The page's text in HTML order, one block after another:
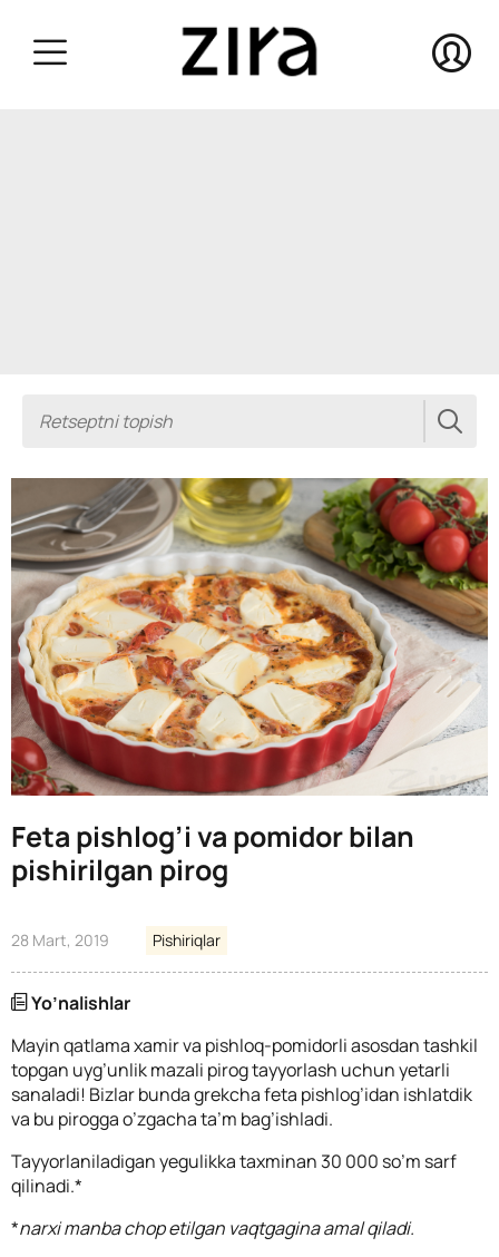
Feta pishlog’i va pomidor bilan
pishirilgan pirog
28 Mart, 2019 Pishiriqlar
Yo’nalishlar
Mayin qatlama xamir va pishloq-pomidorli asosdan tashkil
topgan uyg’unlik mazali pirog tayyorlash uchun yetarli
sanaladi! Bizlar bunda grekcha feta pishlog’idan ishlatdik
va bu pirogga o’zgacha ta’m bag’ishladi.
Tayyorlaniladigan yegulikka taxminan 30 000 so’m sarf
qilinadi.*
*narxi manba chop etilgan vaqtgagina amal qiladi.